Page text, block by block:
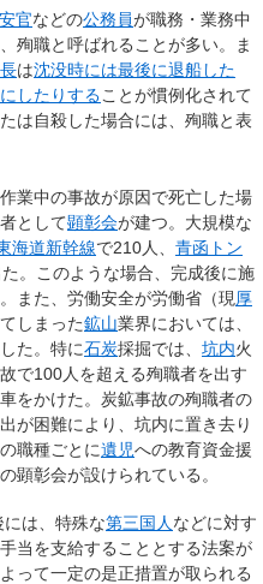
官などの公務員が職務・業務中
殉職と呼ばれることが多い。ま
は沈没時には最後に退船した
したりすることが慣例化されて
は自殺した場合には、殉職と表
業中の事故が原因で死亡した場
として顕彰会が建つ。大規模な
海道新幹線で210人、 青函トン
。このような場合、完成後に施
また、労働安全が労働省（現厚
しまった鉱山業界においては、
た。特に石炭採掘では、 坑内火
で100人を超える殉職者を出す
をかけた。炭鉱事故の殉職者の
が困難により、坑内に置き去り
職種ごとに遺児への教育資金援
顕彰会が設けられている。
には、特殊な第三国人 などに対す
当を支給することとする法案が
って一定の是正措置が取られる